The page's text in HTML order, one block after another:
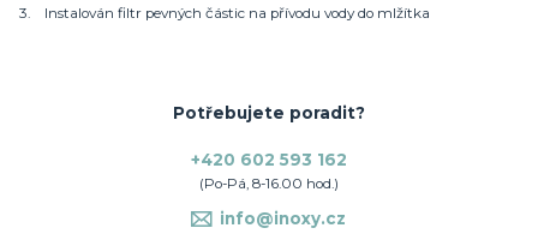
3. Instalován filtr pevných částic na přívodu vody do mlžítka
Potřebujete poradit?
+420 602 593 162
(Po-Pá, 8-16.00 hod.)
info@inoxy.cz